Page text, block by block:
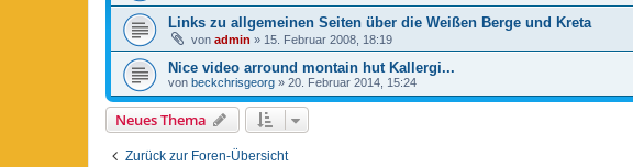
Links zu allgemeinen Seiten über die Weißen Berge und Kreta
von admin » 15. Februar 2008, 18:19
Nice video arround montain hut Kallergi...
von beckchrisgeorg » 20. Februar 2014, 15:24
Neues Thema
Zurück zur Foren-Übersicht